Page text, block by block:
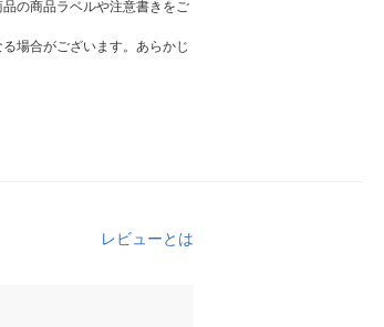
の商品ラベルや注意書きをご
場合がございます。あらかじ
レビューとは